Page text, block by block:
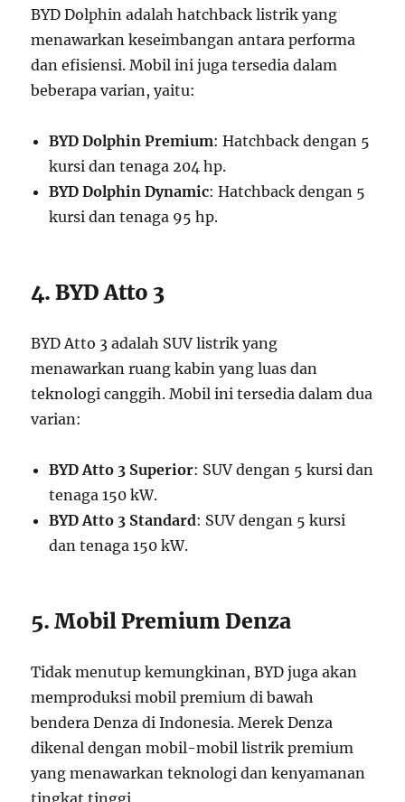
BYD Dolphin adalah hatchback listrik yang
menawarkan keseimbangan antara performa
dan efisiensi. Mobil ini juga tersedia dalam
beberapa varian, yaitu:
BYD Dolphin Premium: Hatchback dengan 5
kursi dan tenaga 204 hp.
BYD Dolphin Dynamic: Hatchback dengan 5
kursi dan tenaga 95 hp.
4. BYD Atto 3
BYD Atto 3 adalah SUV listrik yang
menawarkan ruang kabin yang luas dan
teknologi canggih. Mobil ini tersedia dalam dua
varian:
BYD Atto 3 Superior: SUV dengan 5 kursi dan
tenaga 150 kW.
BYD Atto 3 Standard: SUV dengan 5 kursi
dan tenaga 150 kW.
5. Mobil Premium Denza
Tidak menutup kemungkinan, BYD juga akan
memproduksi mobil premium di bawah
bendera Denza di Indonesia. Merek Denza
dikenal dengan mobil-mobil listrik premium
yang menawarkan teknologi dan kenyamanan